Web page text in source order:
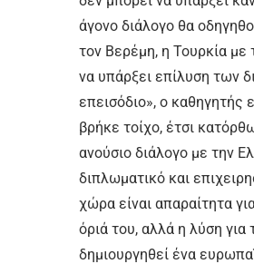
άγονο διάλογο θα
τον Βερέμη, η Τουρκία με
να υπάρξει επίλυση των
επεισόδιο», ο καθηγητής
βρήκε τοίχο, έτσι
ανούσιο διάλογο με την
διπλωματικό και
χώρα είναι απαραίτητα
όριά του, αλλά η λύση για
δημιουργηθεί ένα